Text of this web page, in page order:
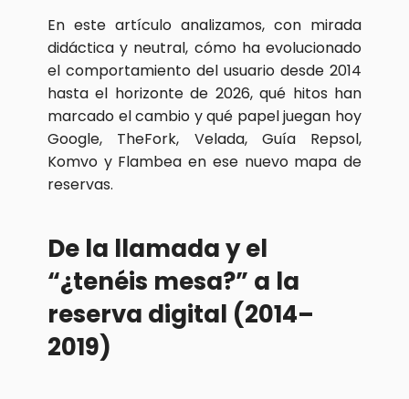
En este artículo analizamos, con mirada
didáctica y neutral, cómo ha evolucionado
el comportamiento del usuario desde 2014
hasta el horizonte de 2026, qué hitos han
marcado el cambio y qué papel juegan hoy
Google, TheFork, Velada, Guía Repsol,
Komvo y Flambea en ese nuevo mapa de
reservas.
De la llamada y el
“¿tenéis mesa?” a la
reserva digital (2014–
2019)